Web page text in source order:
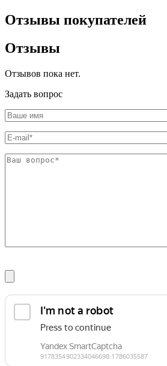
Отзывы покупателей
Отзывы
Отзывов пока нет.
Задать вопрос